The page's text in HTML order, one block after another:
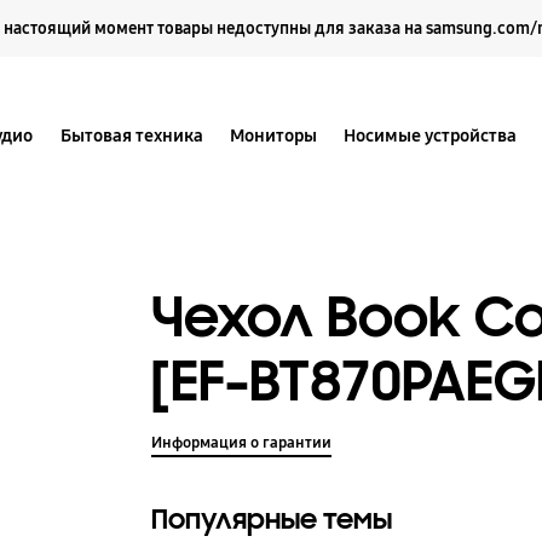
настоящий момент товары недоступны для заказа на samsung.com/
Бытовая техника Мониторы Носимые устройства
Чехол Book
[EF-
Информация о гарантии
Популярные темы